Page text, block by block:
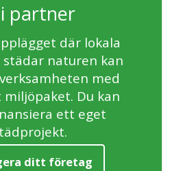
partner
där lokala
naturen kan
med
miljöpaket. Du kan
ett eget
ditt företag